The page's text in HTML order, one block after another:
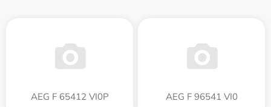
AEG F 65412 VI0P AEG F 96541 VI0